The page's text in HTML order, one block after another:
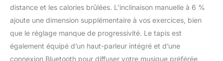
vos objectifs grâce à ce
réglage rapide et simple.
DE COURSE ÉLARGIE :
Découvrez un confort et
une liberté inégalés avec
distance et les calories brûlées. L’inclinaison manuelle à 6 %
ajoute une dimension supplémentaire à vos exercices, bien
que le réglage manque de progressivité. Le tapis est
également équipé d’un haut-parleur intégré et d’une
connexion Bluetooth pour diffuser votre musique préférée